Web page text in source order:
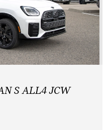
S ALL4 JCW